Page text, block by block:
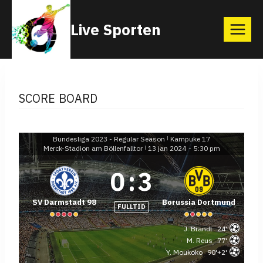
content
Live Sporten
SCORE BOARD
Bundesliga 2023 - Regular Season | Kampuke 17
Merck-Stadion am Böllenfalltor | 13 jan 2024 - 5:30 pm
SV Darmstadt 98
0:3
FULLTID Borussia Dortmund
J. Brandt 24'
M. Reus 77'
Y. Moukoko 90'+2'